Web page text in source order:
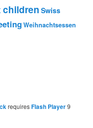
children Swiss
Weihnachtsessen
requiresFlash Player9